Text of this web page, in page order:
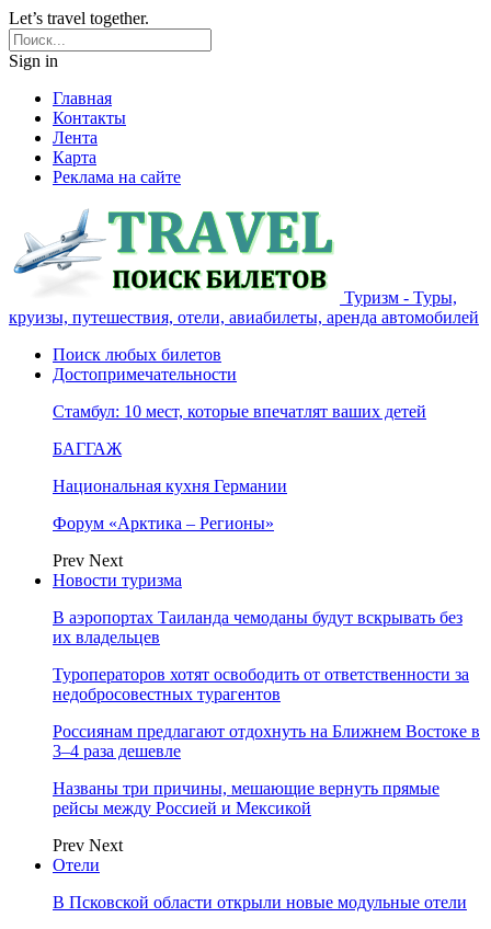
Let’s travel together.
Sign in
Главная
Контакты
Лента
Карта
Реклама на сайте
Туризм - Туры,
круизы, путешествия, отели, авиабилеты, аренда автомобилей
Поиск любых билетов
Достопримечательности
Стамбул: 10 мест, которые впечатлят ваших детей
БАГГАЖ
Национальная кухня Германии
Форум «Арктика – Регионы»
Prev Next
Новости туризма
В аэропортах Таиланда чемоданы будут вскрывать без
их владельцев
Туроператоров хотят освободить от ответственности за
недобросовестных турагентов
Россиянам предлагают отдохнуть на Ближнем Востоке в
3–4 раза дешевле
Названы три причины, мешающие вернуть прямые
рейсы между Россией и Мексикой
Prev Next
Отели
В Псковской области открыли новые модульные отели